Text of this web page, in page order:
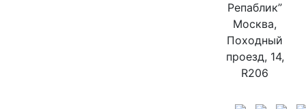
Репаблик”
Москва,
Походный
проезд, 14,
R206